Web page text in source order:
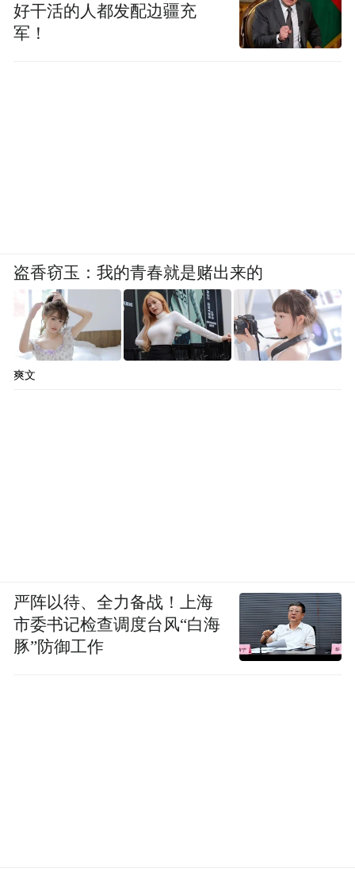
好干活的人都发配边疆充
军！
盗香窃玉：我的青春就是赌出来的
爽文
严阵以待、全力备战！上海
市委书记检查调度台风“白海
豚”防御工作